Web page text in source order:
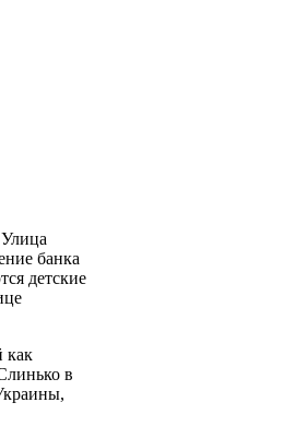
банка
детские
как
в